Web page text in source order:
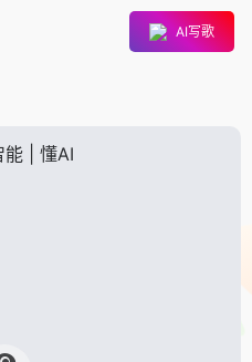
AI写歌